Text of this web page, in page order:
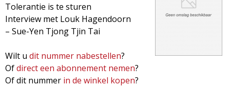
Tolerantie is te sturen
Interview met Louk Hagendoorn
– Sue-Yen Tjong Tjin Tai
Wilt u dit nummer nabestellen?
Ofdirect een abonnement nemen?
Of dit nummer in de winkel kopen?